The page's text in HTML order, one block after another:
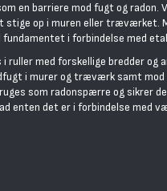
en barriere mod fugt og radon.
stige op i muren eller træværket.
i forbindelse med
i ruller med forskellige bredder og
i murer og træværk samt mod
som radonspærre og sikrer
enten det er i forbindelse med